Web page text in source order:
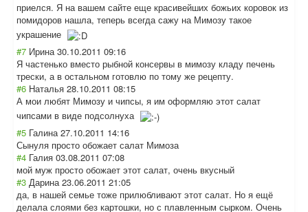
приелся. Я на вашем сайте еще красивейших божьих коровок из
помидоров нашла, теперь всегда сажу на Мимозу такое
украшение
#7 Ирина 30.10.2011 09:16
Я частенько вместо рыбной консервы в мимозу кладу печень
трески, а в остальном готовлю по тому же рецепту.
#6 Наталья 28.10.2011 08:15
А мои любят Мимозу и чипсы, я им оформляю этот салат
чипсами в виде подсолнуха
#5 Галина 27.10.2011 14:16
Сынуля просто обожает салат Мимоза
#4 Галия 03.08.2011 07:08
мой муж просто обожает этот салат, очень вкусный
#3 Дарина 23.06.2011 21:05
да, в нашей семье тоже прилюбливают этот салат. Но я ещё
делала слоями без картошки, но с плавленным сырком. Очень